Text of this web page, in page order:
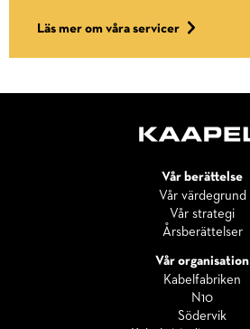
Läs mer om våra servicer
Vår berättelse
Vår värdegrund
Vår strategi
Årsberättelser
Vår organisation
Kabelfabriken
N10
Södervik